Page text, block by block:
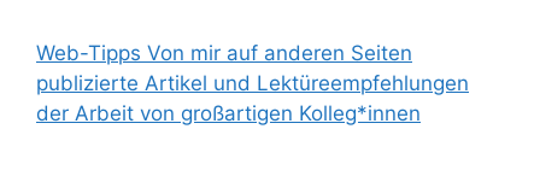
Web-Tipps Von mir auf anderen Seiten
publizierte Artikel und Lektüreempfehlungen
der Arbeit von großartigen Kolleg*innen